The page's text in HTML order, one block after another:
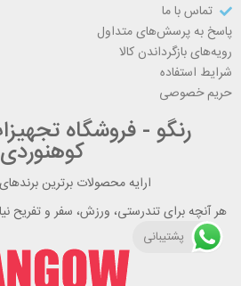
تماس با ما
پاسخ به پرسش‌های متداول
رویه‌های بازگرداندن کالا
شرایط استفاده
حریم خصوصی
رنگو - فروشگاه
کوهنوردی
ارایه محصولات برترین
هر آنچه برای تندرستی، ورزش، سفر و تفریح
پشتیبانی